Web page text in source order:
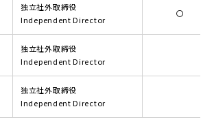
独立社外取締役
Independent Director
〇
独立社外取締役
Independent Director
独立社外取締役
Independent Director